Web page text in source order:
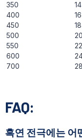
350
14
400
16
450
18
500
20
550
22
600
700
28
FAQ:
흑연 전극에는 어